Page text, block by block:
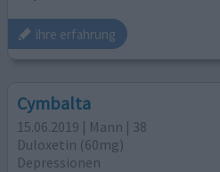
ihre erfahrung
Cymbalta
15.06.2019 | Mann | 38
Duloxetin (60mg)
Depressionen